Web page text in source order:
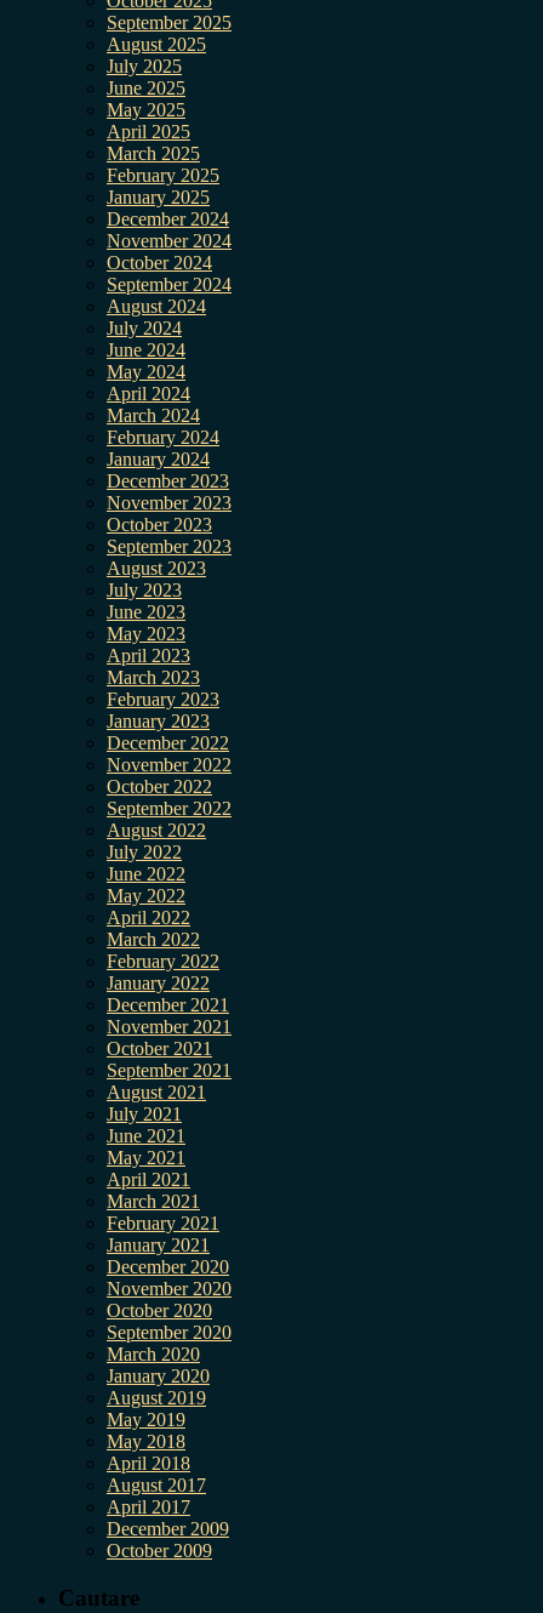
September 2025
August 2025
July 2025
June 2025
May 2025
April 2025
March 2025
February 2025
January 2025
December 2024
November 2024
October 2024
September 2024
August 2024
July 2024
June 2024
May 2024
April 2024
March 2024
February 2024
January 2024
December 2023
November 2023
October 2023
September 2023
August 2023
July 2023
June 2023
May 2023
April 2023
March 2023
February 2023
January 2023
December 2022
November 2022
October 2022
September 2022
August 2022
July 2022
June 2022
May 2022
April 2022
March 2022
February 2022
January 2022
December 2021
November 2021
October 2021
September 2021
August 2021
July 2021
June 2021
May 2021
April 2021
March 2021
February 2021
January 2021
December 2020
November 2020
October 2020
September 2020
March 2020
January 2020
August 2019
May 2019
May 2018
April 2018
August 2017
April 2017
December 2009
October 2009
Cautare